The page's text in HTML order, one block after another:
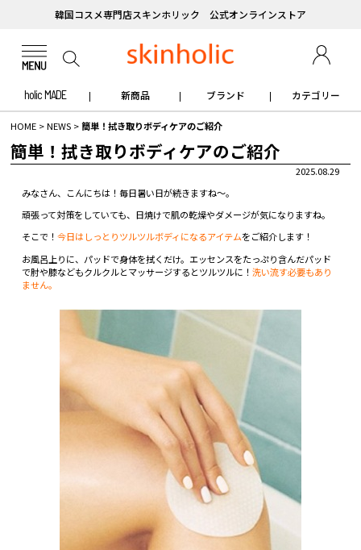
韓国コスメ専門店スキンホリック 公式オンラインストア
holic MADE 新商品 ブランド カテゴリー
HOME >NEWS >簡単！拭き取りボディケアのご紹介
簡単！拭き取りボディケアのご紹介
2025.08.29
みなさん、こんにちは！毎日暑い日が続きますね～。
頑張って対策をしていても、日焼けで肌の乾燥やダメージが気になりますね。
そこで！ 今日はしっとりツルツルボディになるアイテムをご紹介します！
お風呂上りに、パッドで身体を拭くだけ。エッセンスをたっぷり含んだパッド
で肘や膝などもクルクルとマッサージするとツルツルに！ 洗い流す必要もあり
ません。